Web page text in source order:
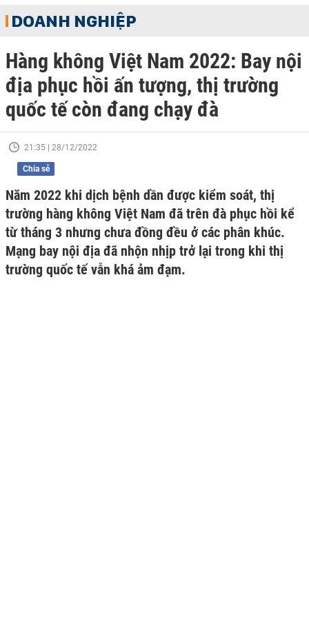
DOANH NGHIỆP
Hàng không Việt Nam 2022: Bay nội
địa phục hồi ấn tượng, thị trường
quốc tế còn đang chạy đà
21:35 | 28/12/2022
Chia sẻ
Năm 2022 khi dịch bệnh dần được kiểm soát, thị
trường hàng không Việt Nam đã trên đà phục hồi kể
từ tháng 3 nhưng chưa đồng đều ở các phân khúc.
Mạng bay nội địa đã nhộn nhịp trở lại trong khi thị
trường quốc tế vẫn khá ảm đạm.